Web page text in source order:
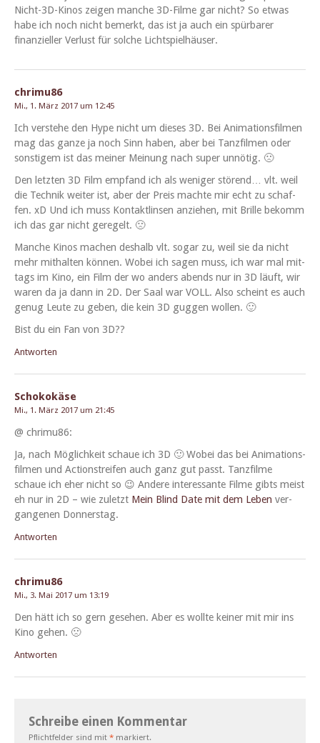
Nicht-3D-Kinos zeigen manche 3D-Filme gar nicht? So etwas
habe ich noch nicht bemerkt, das ist ja auch ein spür­bar­er
finanzieller Ver­lust für solche Lichtspielhäuser.
chrimu86
Mi., 1. März 2017 um 12:45
Ich ver­ste­he den Hype nicht um dieses 3D. Bei Ani­ma­tions­fil­men
mag das ganze ja noch Sinn haben, aber bei Tanz­fil­men oder
son­stigem ist das mein­er Mei­n­ung nach super unnötig. 🙁
Den let­zten 3D Film emp­fand ich als weniger störend… vlt. weil
die Tech­nik weit­er ist, aber der Preis machte mir echt zu schaf­
fen. xD Und ich muss Kon­tak­tlin­sen anziehen, mit Brille bekomm
ich das gar nicht geregelt. 🙁
Manche Kinos machen deshalb vlt. sog­ar zu, weil sie da nicht
mehr mithal­ten kön­nen. Wobei ich sagen muss, ich war mal mit­
tags im Kino, ein Film der wo anders abends nur in 3D läuft, wir
waren da ja dann in 2D. Der Saal war VOLL. Also scheint es auch
genug Leute zu geben, die kein 3D guggen wollen. 🙂
Bist du ein Fan von 3D??
Antworten
Schokokäse
Mi., 1. März 2017 um 21:45
@ chrimu86:
Ja, nach Möglichkeit schaue ich 3D 🙂 Wobei das bei Ani­ma­tions­
fil­men und Action­streifen auch ganz gut passt. Tanz­filme
schaue ich eher nicht so 😉 Andere inter­es­sante Filme gibts meist
eh nur in 2D – wie zulet­zt Mein Blind Date mit dem Leben ver­
gan­genen Donnerstag.
Antworten
chrimu86
Mi., 3. Mai 2017 um 13:19
Den hätt ich so gern gese­hen. Aber es wollte kein­er mit mir ins
Kino gehen. 🙁
Antworten
Schreibe einen Kommentar
Pflichtfelder sind mit * markiert.